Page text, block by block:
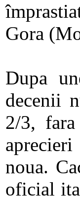
Gora
Dupa
decenii
2/3,
noua.
oficial